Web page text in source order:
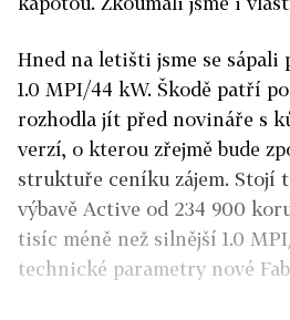
Hned na letišti jsme se sápali
1.0 MPI/44 kW. Škodě patří
rozhodla jít před novináře s
verzí, o kterou zřejmě bude
struktuře ceníku zájem. Stojí
výbavě Active od 234 900
tisíc méně než silnější 1.0
technické parametry nové